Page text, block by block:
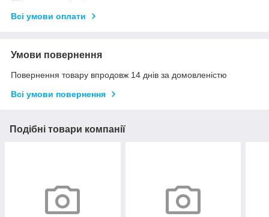
Всі умови оплати
Умови повернення
Повернення товару впродовж 14 днів за домовленістю
Всі умови повернення
Подібні товари компанії